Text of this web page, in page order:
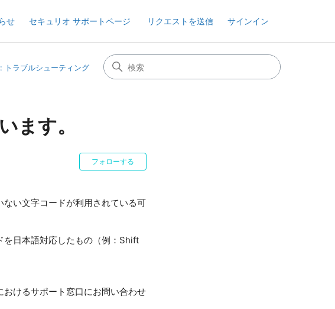
せ セキュリオ サポートページ リクエストを送信 サインイン
トラブルシューティング
ます。
フォローする
い文字コードが利用されている可
を日本語対応したもの（例：Shift
けるサポート窓口にお問い合わせ